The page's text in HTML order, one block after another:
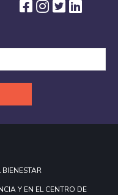
Y EN EL CENTRO DE